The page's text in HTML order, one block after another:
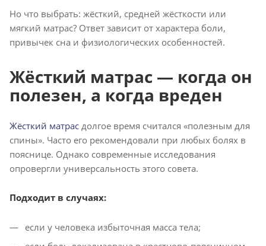
Но что выбрать: жёсткий, средней жёсткости или
мягкий матрас? Ответ зависит от характера боли,
привычек сна и физиологических особенностей.
Жёсткий матрас — когда он
полезен, а когда вреден
Жёсткий матрас долгое время считался «полезным для
спины». Часто его рекомендовали при любых болях в
пояснице. Однако современные исследования
опровергли универсальность этого совета.
Подходит в случаях:
если у человека избыточная масса тела;